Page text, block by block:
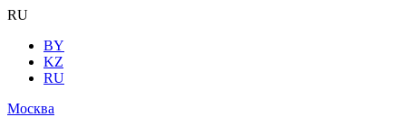
RU
BY
KZ
RU
Москва